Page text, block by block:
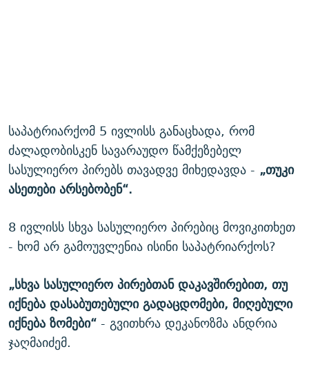
საპატრიარქომ 5 ივლისს განაცხადა, რომ
ძალადობისკენ სავარაუდო წამქეზებელ
სასულიერო პირებს თავადვე მიხედავდა - „თუკი
ასეთები არსებობენ“.
8 ივლისს სხვა სასულიერო პირებიც მოვიკითხეთ
- ხომ არ გამოუვლენია ისინი საპატრიარქოს?
„სხვა სასულიერო პირებთან დაკავშირებით, თუ
იქნება დასაბუთებული გადაცდომები, მიღებული
იქნება ზომები“- გვითხრა დეკანოზმა ანდრია
ჯაღმაიძემ.